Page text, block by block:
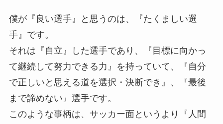
僕が『良い選手』と思うのは、『たくましい選
手』です。
それは『自立』した選手であり、『目標に向かっ
て継続して努力できる力』を持っていて、『自分
で正しいと思える道を選択・決断でき』、『最後
まで諦めない』選手です。
このような事柄は、サッカー面というより『人間